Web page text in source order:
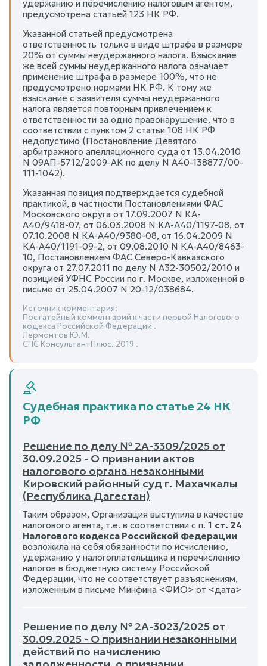
удержанию и перечислению налоговым агентом,
предусмотрена статьей 123 НК РФ.
Указанной статьей предусмотрена
ответственность только в виде штрафа в размере
20% от суммы неудержанного налога. Взыскание
же всей суммы неудержанного налога означает
применение штрафа в размере 100%, что не
предусмотрено нормами НК РФ. К тому же
взыскание с заявителя суммы неудержанного
налога является повторным привлечением к
ответственности за одно правонарушение, что в
соответствии с пунктом 2 статьи 108 НК РФ
недопустимо (Постановление Девятого
арбитражного апелляционного суда от 13.04.2010
N 09АП-5712/2009-АК по делу N А40-138877/00-
111-1042).
Указанная позиция подтверждается судебной
практикой, в частности Постановлениями ФАС
Московского округа от 17.09.2007 N КА-
А40/9418-07, от 06.03.2008 N КА-А40/1197-08, от
07.10.2008 N КА-А40/9380-08, от 16.04.2009 N
КА-А40/1191-09-2, от 09.08.2010 N КА-А40/8463-
10, Постановлением ФАС Северо-Кавказского
округа от 27.07.2011 по делу N А32-30502/2010 и
позицией УФНС России по г. Москве, изложенной в
письме от 25.04.2007 N 20-12/038684.
Источник комментария:
Постатейный комментарий к части первой Налогового
кодекса Российской Федерации .
Лермонтов Ю.М.
СПС КонсультантПлюс. 2019 .
Судебная практика по статье 24 НК
РФ
Решение по делу № 2А-3309/2025 от
30.09.2025 - О признании актов
налогового органа незаконными
Кировский районный суд г. Махачкалы
(Республика Дагестан)
Таким образом, Организация выступила в качестве
налогового агента, т.е. в соответствии с п. 1 ст. 24
Налогового кодекса Российской Федерации
возложила на себя обязанности по исчислению,
удержанию у налогоплательщика и перечислению
налогов в бюджетную систему Российской
Федерации, что не соответствует разъяснениям,
изложенным в письме Минфина <ФИО> от <дата>
Решение по делу № 2А-3023/2025 от
30.09.2025 - О признании незаконными
действий по начислению